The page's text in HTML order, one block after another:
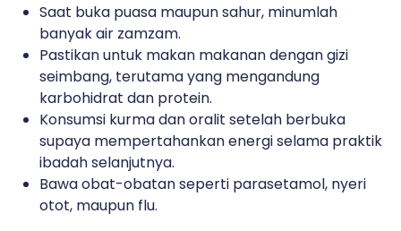
Saat buka puasa maupun sahur, minumlah
banyak air zamzam.
Pastikan untuk makan makanan dengan gizi
seimbang, terutama yang mengandung
karbohidrat dan protein.
Konsumsi kurma dan oralit setelah berbuka
supaya mempertahankan energi selama praktik
ibadah selanjutnya.
Bawa obat-obatan seperti parasetamol, nyeri
otot, maupun flu.